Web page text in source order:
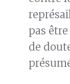
pas
de